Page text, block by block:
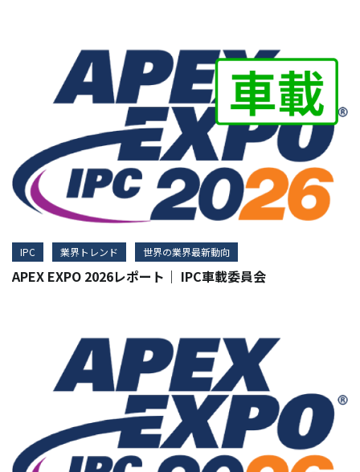
IPC 業界トレンド 世界の業界最新動向
APEX EXPO 2026レポート｜ IPC車載委員会